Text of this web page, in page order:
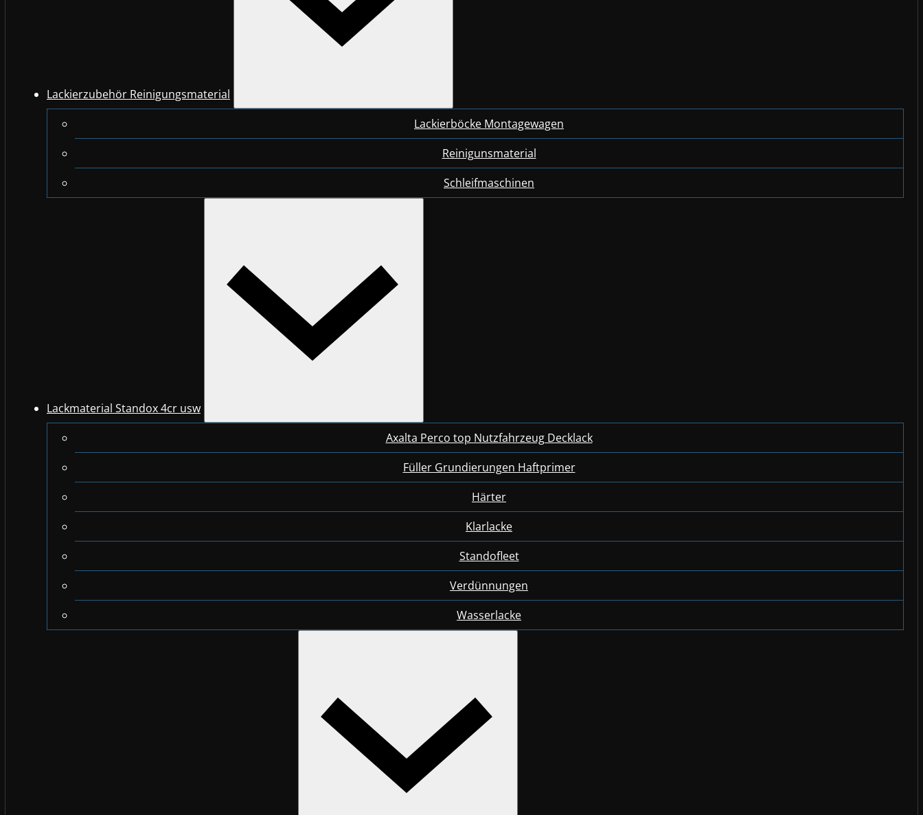
Lackierzubehör Reinigungsmaterial
Lackierböcke Montagewagen
Reinigunsmaterial
Schleifmaschinen
Lackmaterial Standox 4cr usw
Axalta Perco top Nutzfahrzeug Decklack
Füller Grundierungen Haftprimer
Härter
Klarlacke
Standofleet
Verdünnungen
Wasserlacke